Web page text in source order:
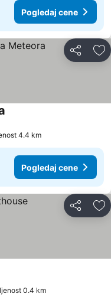
Pogledaj cene
Deli
4.4 km
Pogledaj cene
Deli
0.4 km